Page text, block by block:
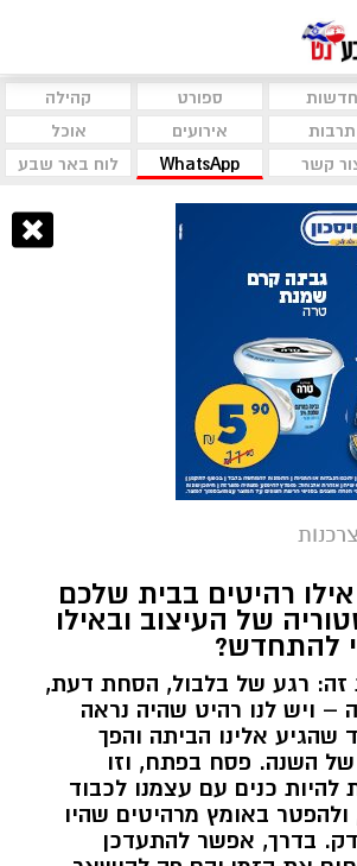
חדשות ספורט
קהילה
תרבות אירועים
אוכל
קשר WhatsApp לוח באר שבע
צרכנות
אילו רהיטים בבית שלכם
של העיצוב ובאילו
להתחדש?
זה: רגע של בלבול, הסחת דעת,
ויש לנו רהיט שהיה נראה
שהגיע אלינו הביתה והפך
השנה. פסח בפתח, וזו
להיות כנים עם עצמנו לכבוד
באומץ מרהיטים שהיו
בדרך, אפשר להתעדכן